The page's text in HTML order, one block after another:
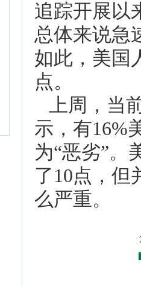
追踪开展以
总体来说急
如此，美国
点。
上周，当
示，有16%
为“恶劣”。
了10点，但
么严重。